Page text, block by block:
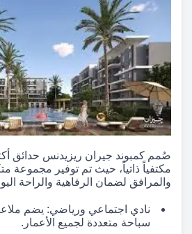
صُمم كمبوند جيران ريزيدنس حدائق
مكتفياً ذاتياً، حيث تم توفير مجموعة
والمرافق لضمان الرفاهية والراحة
نادي اجتماعي ورياضي: يضم
سباحة متعددة لجميع الأعمار.